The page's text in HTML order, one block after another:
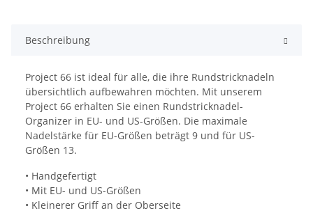
Beschreibung
Project 66 ist ideal für alle, die ihre Rundstricknadeln
übersichtlich aufbewahren möchten. Mit unserem
Project 66 erhalten Sie einen Rundstricknadel-
Organizer in EU- und US-Größen. Die maximale
Nadelstärke für EU-Größen beträgt 9 und für US-
Größen 13.
• Handgefertigt
• Mit EU- und US-Größen
• Kleinerer Griff an der Oberseite